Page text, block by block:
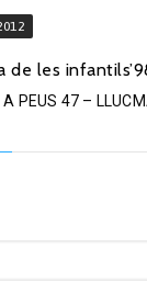
de les
A PEUS 47 –